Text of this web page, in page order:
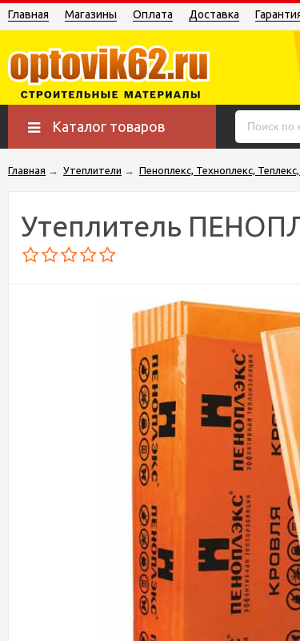
Главная Магазины Оплата Доставка
Каталог товаров
Главная → Утеплители → Пеноплекс, Техноплекс, Теплекс,
Утеплитель